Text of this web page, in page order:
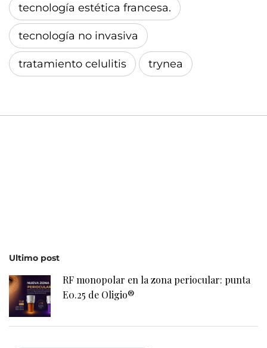
tecnología estética francesa.
tecnología no invasiva
tratamiento celulitis trynea
Ultimo post
RF monopolar en la zona periocular: punta
E0.25 de Oligio®